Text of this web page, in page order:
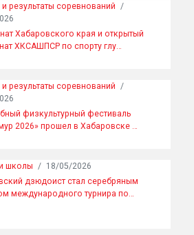
результаты соревнований
/
Хабаровского края и открытый
ХКСАШПСР по спорту глу…
результаты соревнований
/
физкультурный фестиваль
2026» прошел в Хабаровске …
школы / 18/05/2026
дзюдоист стал серебряным
международного турнира по…